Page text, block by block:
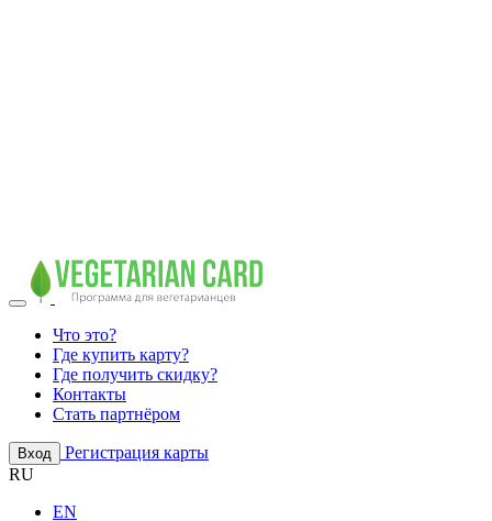
Что это?
Где купить карту?
Где получить скидку?
Контакты
Стать партнёром
Вход
Регистрация карты
RU
EN